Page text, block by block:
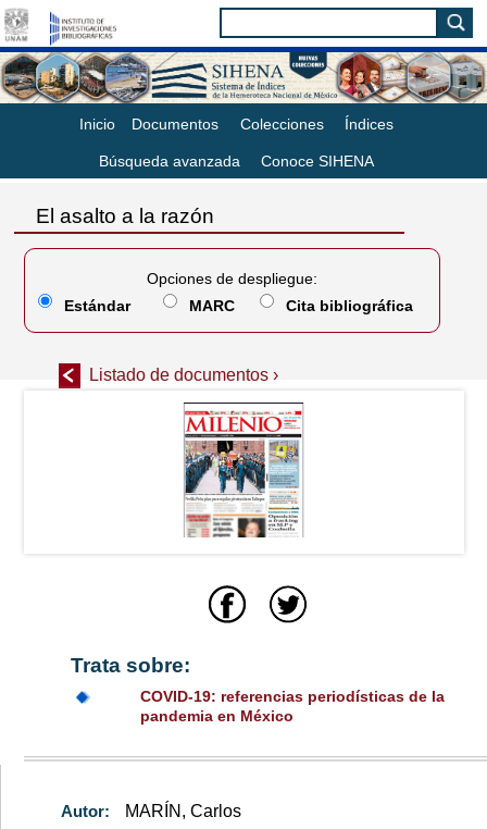
Inicio Documentos Colecciones Índices
Búsqueda avanzada Conoce SIHENA
El asalto a la razón
Listado de documentos ›
Opciones de despliegue:
Estándar
MARC Cita bibliográfica
Trata sobre:
COVID-19: referencias periodísticas de la
pandemia en México
Autor:
MARÍN, Carlos